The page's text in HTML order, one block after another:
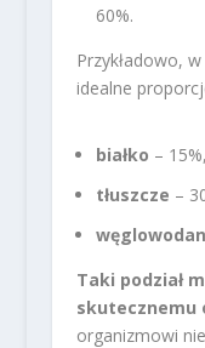
60%.
Przykładowo,
idealne
białko – 15%,
tłuszcze –
Taki podział
skutecznemu
organizmowi